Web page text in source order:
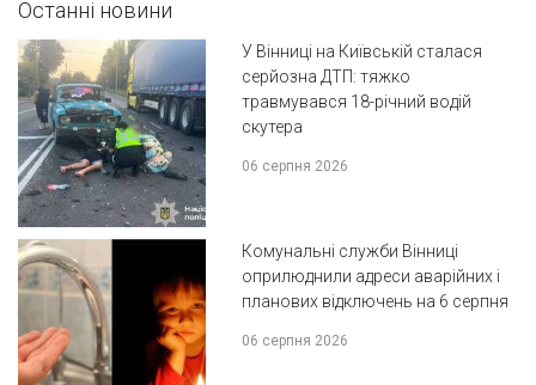
Останні новини
У Вінниці на Київській сталася
серйозна ДТП: тяжко
травмувався 18-річний водій
скутера
06 серпня 2026
Комунальні служби Вінниці
оприлюднили адреси аварійних і
планових відключень на 6 серпня
06 серпня 2026